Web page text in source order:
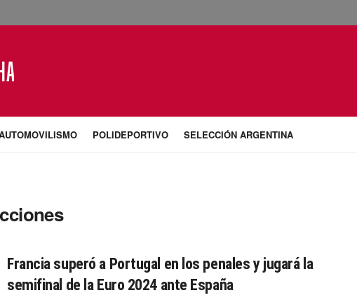
POLIDEPORTIVO SELECCIÓN ARGENTINA
Francia superó a Portugal en los penales y jugará la
semifinal de la Euro 2024 ante España